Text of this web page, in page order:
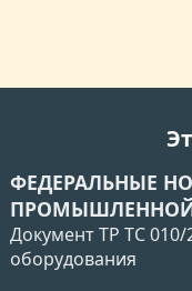
ФЕДЕРАЛЬНЫЕ
ПРОМЫШЛЕННОЙ
Документ ТР ТС
оборудования